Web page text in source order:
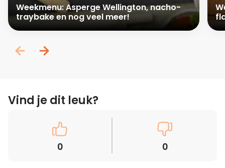
Weekmenu: Asperge Wellington, nacho-
traybake en nog veel meer!
Vind je dit leuk?
0 0